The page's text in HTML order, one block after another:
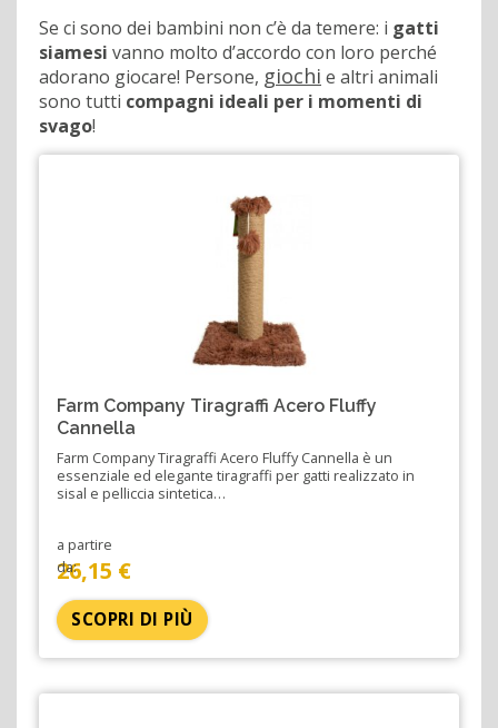
Se ci sono dei bambini non c’è da temere: i gatti
siamesi vanno molto d’accordo con loro perché
adorano giocare! Persone, giochi e altri animali
sono tutti compagni ideali per i momenti di
svago!
Farm Company Tiragraffi Acero Fluffy
Cannella
Farm Company Tiragraffi Acero Fluffy Cannella è un
essenziale ed elegante tiragraffi per gatti realizzato in
sisal e pelliccia sintetica…
a partire
da:
26,15 €
SCOPRI DI PIÙ